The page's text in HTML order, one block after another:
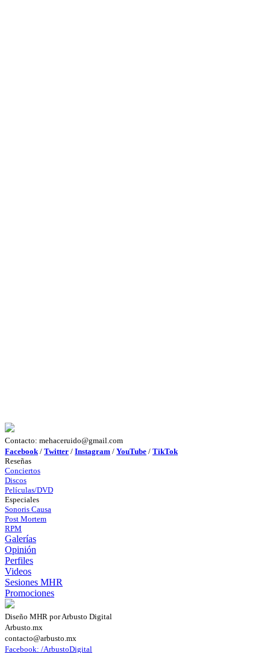
Contacto: mehaceruido@gmail.com
Facebook/ Twitter / Instagram / YouTube / TikTok
Reseñas
Conciertos
Discos
Películas/DVD
Especiales
Sonoris Causa
Post Mortem
RPM
Galerías
Opinión
Perfiles
Videos
Sesiones MHR
Promociones
Diseño MHR por Arbusto Digital
Arbusto.mx
contacto@arbusto.mx
Facebook: /ArbustoDigital